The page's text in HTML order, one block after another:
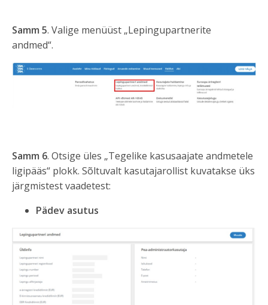
Samm 5. Valige menüüst „Lepingupartnerite
andmed“.
Samm 6. Otsige üles „Tegelike kasusaajate andmetele
ligipääs“ plokk. Sõltuvalt kasutajarollist kuvatakse üks
järgmistest vaadetest:
Pädev asutus